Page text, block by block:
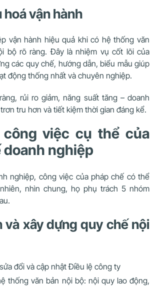
hoá vận hành
vận hành hiệu quả khi có hệ thống văn
bộ rõ ràng. Đây là nhiệm vụ cốt lõi của
các quy chế, hướng dẫn, biểu mẫu giúp
động thống nhất và chuyên nghiệp.
rủi ro giảm, năng suất tăng – doanh
tru hơn và tiết kiệm thời gian đáng kể.
việc cụ thể của
doanh nghiệp
nghiệp, công việc của pháp chế có thể
nhìn chung, họ phụ trách 5 nhóm
và xây dựng quy chế nội
đổi và cập nhật Điều lệ công ty
thống văn bản nội bộ: nội quy lao động,